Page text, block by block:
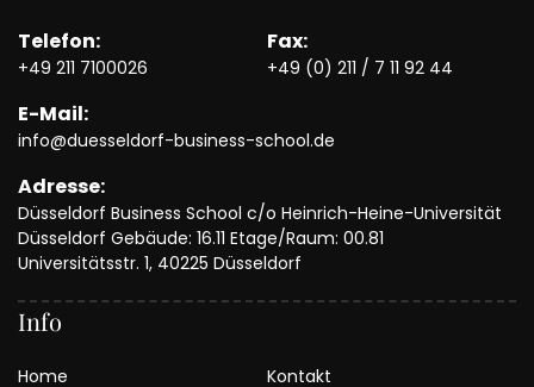
Telefon:
+49 211 7100026
Fax:
+49 (0) 211 / 7 11 92 44
E-Mail:
info@duesseldorf-business-school.de
Adresse:
Düsseldorf Business School c/o Heinrich-Heine-Universität
Düsseldorf Gebäude: 16.11 Etage/Raum: 00.81
Universitätsstr. 1, 40225 Düsseldorf
Info
Home
Kontakt